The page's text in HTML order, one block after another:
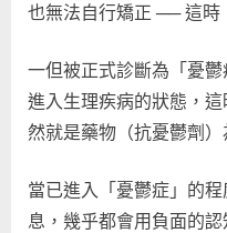
也無法自行矯正 ── 這時
一但被正式診斷為「憂
進入生理疾病的狀態，
然就是藥物（抗憂鬱劑）
當已進入「憂鬱症」的
息，幾乎都會用負面的